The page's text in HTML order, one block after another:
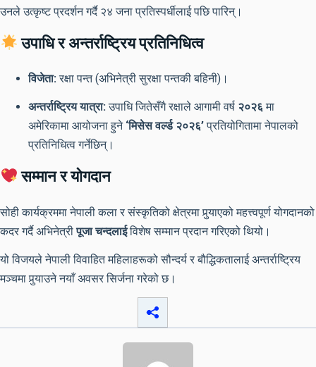
उनले उत्कृष्ट प्रदर्शन गर्दै २४ जना प्रतिस्पर्धीलाई पछि पारिन्।
उपाधि र अन्तर्राष्ट्रिय प्रतिनिधित्व
विजेता:रक्षा पन्त (अभिनेत्री सुरक्षा पन्तकी बहिनी)।
अन्तर्राष्ट्रिय यात्रा:उपाधि जितेसँगै रक्षाले आगामी वर्ष २०२६ मा
अमेरिकामा आयोजना हुने ‘मिसेस वर्ल्ड २०२६’प्रतियोगितामा नेपालको
प्रतिनिधित्व गर्नेछिन्।
सम्मान र योगदान
सोही कार्यक्रममा नेपाली कला र संस्कृतिको क्षेत्रमा पुर्‍याएको महत्त्वपूर्ण योगदानको
कदर गर्दै अभिनेत्रीपूजा चन्दलाईविशेष सम्मान प्रदान गरिएको थियो।
यो विजयले नेपाली विवाहित महिलाहरूको सौन्दर्य र बौद्धिकतालाई अन्तर्राष्ट्रिय
मञ्चमा पुर्‍याउने नयाँ अवसर सिर्जना गरेको छ।